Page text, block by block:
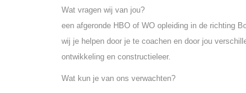
Wat vragen wij van jou?
een afgeronde HBO of WO opleiding in de richting
wij je helpen door je te coachen en door jou
ontwikkeling en constructieleer.
Wat kun je van ons verwachten?